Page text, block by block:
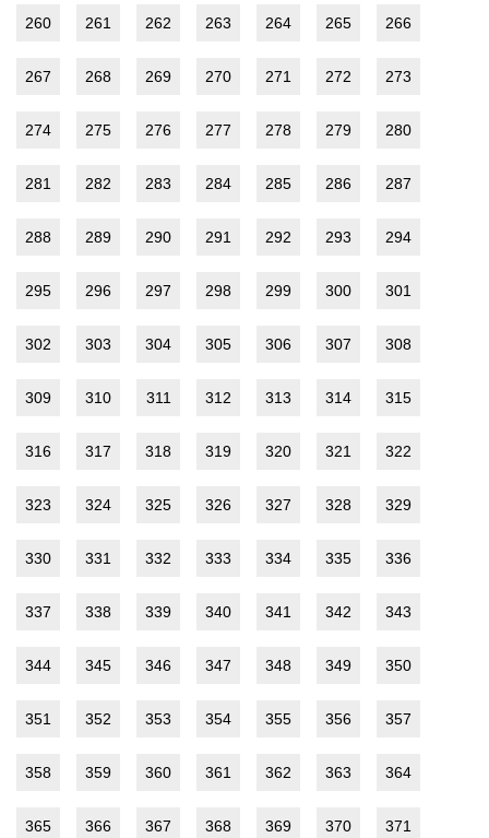
260 261 262 263 264 265 266
267 268 269 270 271 272 273
274 275 276 277 278 279 280
281 282 283 284 285 286 287
288 289 290 291 292 293 294
295 296 297 298 299 300 301
302 303 304 305 306 307 308
309 310 311 312 313 314 315
316 317 318 319 320 321 322
323 324 325 326 327 328 329
330 331 332 333 334 335 336
337 338 339 340 341 342 343
344 345 346 347 348 349 350
351 352 353 354 355 356 357
358 359 360 361 362 363 364
365 366 367 368 369 370 371